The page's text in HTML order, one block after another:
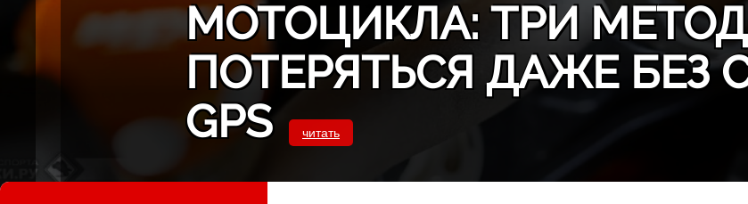
МОТОЦИКЛА: ТРИ
ПОТЕРЯТЬСЯ ДАЖЕ БЕЗ
GPS
читать